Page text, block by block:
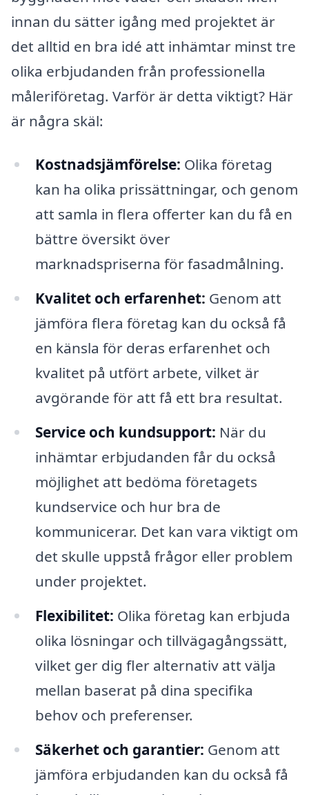
innan du sätter igång med projektet är
det alltid en bra idé att inhämtar minst tre
olika erbjudanden från professionella
måleriföretag. Varför är detta viktigt? Här
är några skäl:
Kostnadsjämförelse: Olika företag
kan ha olika prissättningar, och genom
att samla in flera offerter kan du få en
bättre översikt över
marknadspriserna för fasadmålning.
Kvalitet och erfarenhet: Genom att
jämföra flera företag kan du också få
en känsla för deras erfarenhet och
kvalitet på utfört arbete, vilket är
avgörande för att få ett bra resultat.
Service och kundsupport: När du
inhämtar erbjudanden får du också
möjlighet att bedöma företagets
kundservice och hur bra de
kommunicerar. Det kan vara viktigt om
det skulle uppstå frågor eller problem
under projektet.
Flexibilitet: Olika företag kan erbjuda
olika lösningar och tillvägagångssätt,
vilket ger dig fler alternativ att välja
mellan baserat på dina specifika
behov och preferenser.
Säkerhet och garantier: Genom att
jämföra erbjudanden kan du också få